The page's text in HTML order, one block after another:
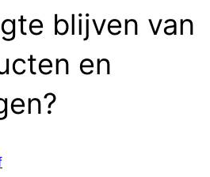
blijven van
en